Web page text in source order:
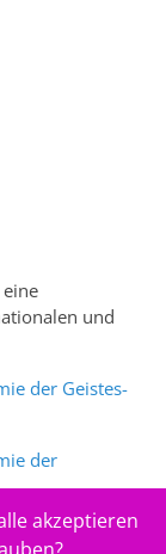
und
der Geistes-
der
www.sciences-
akzeptieren